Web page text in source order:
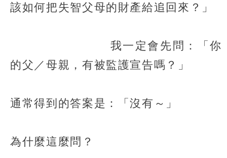
該如何把失智父母的財產給追回來？」
我一定會先問：「你
的父／母親，有被監護宣告嗎？」
通常得到的答案是：「沒有～」
為什麼這麼問？